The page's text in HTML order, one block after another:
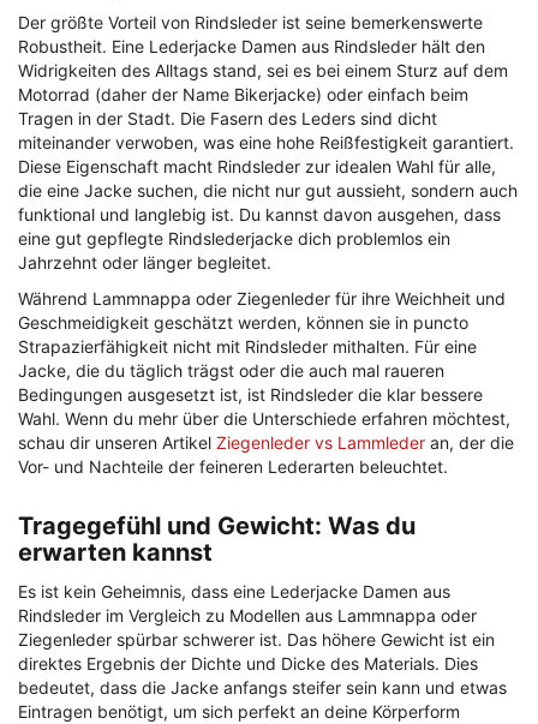
Der größte Vorteil von Rindsleder ist seine bemerkenswerte
Robustheit. Eine Lederjacke Damen aus Rindsleder hält den
Widrigkeiten des Alltags stand, sei es bei einem Sturz auf dem
Motorrad (daher der Name Bikerjacke) oder einfach beim
Tragen in der Stadt. Die Fasern des Leders sind dicht
miteinander verwoben, was eine hohe Reißfestigkeit garantiert.
Diese Eigenschaft macht Rindsleder zur idealen Wahl für alle,
die eine Jacke suchen, die nicht nur gut aussieht, sondern auch
funktional und langlebig ist. Du kannst davon ausgehen, dass
eine gut gepflegte Rindslederjacke dich problemlos ein
Jahrzehnt oder länger begleitet.
Während Lammnappa oder Ziegenleder für ihre Weichheit und
Geschmeidigkeit geschätzt werden, können sie in puncto
Strapazierfähigkeit nicht mit Rindsleder mithalten. Für eine
Jacke, die du täglich trägst oder die auch mal raueren
Bedingungen ausgesetzt ist, ist Rindsleder die klar bessere
Wahl. Wenn du mehr über die Unterschiede erfahren möchtest,
schau dir unseren Artikel Ziegenleder vs Lammleder an, der die
Vor- und Nachteile der feineren Lederarten beleuchtet.
Tragegefühl und Gewicht: Was du
erwarten kannst
Es ist kein Geheimnis, dass eine Lederjacke Damen aus
Rindsleder im Vergleich zu Modellen aus Lammnappa oder
Ziegenleder spürbar schwerer ist. Das höhere Gewicht ist ein
direktes Ergebnis der Dichte und Dicke des Materials. Dies
bedeutet, dass die Jacke anfangs steifer sein kann und etwas
Eintragen benötigt, um sich perfekt an deine Körperform